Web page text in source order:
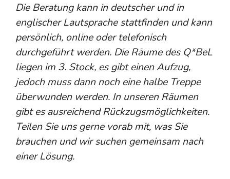
Die Beratung kann in deutscher und in
englischer Lautsprache stattfinden und kann
persönlich, online oder telefonisch
durchgeführt werden. Die Räume des Q*BeL
liegen im 3. Stock, es gibt einen Aufzug,
jedoch muss dann noch eine halbe Treppe
überwunden werden. In unseren Räumen
gibt es ausreichend Rückzugsmöglichkeiten.
Teilen Sie uns gerne vorab mit, was Sie
brauchen und wir suchen gemeinsam nach
einer Lösung.